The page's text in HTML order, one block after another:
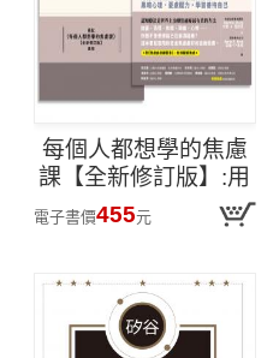
每個人都想學的焦慮
課【全新修訂版】:用
認知行為療法擺脫社
交恐懼、黑暗心理、
己(附《焦慮自助練習
本》)
電子書價455元